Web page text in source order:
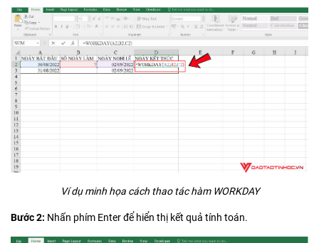
Ví dụ minh họa cách thao tác hàm WORKDAY
Bước 2: Nhấn phím Enter để hiển thị kết quả tính toán.